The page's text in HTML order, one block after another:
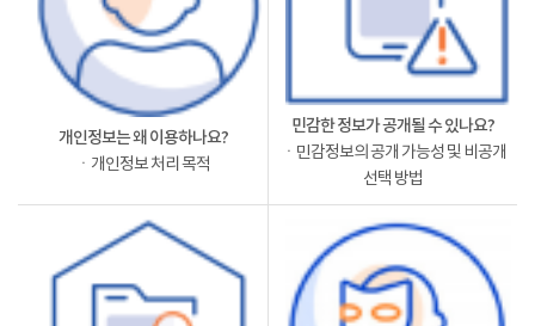
개인정보는 왜 이용하나요?
ㆍ개인정보 처리 목적
민감한 정보가 공개될 수 있나요?
ㆍ민감정보의 공개 가능성 및 비공개
선택 방법